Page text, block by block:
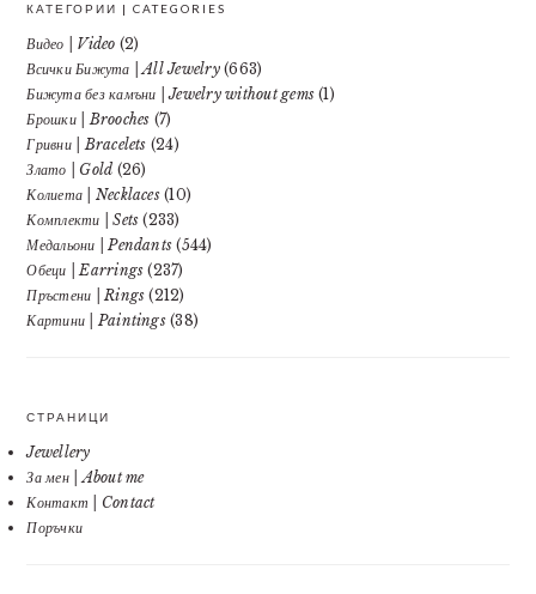
КАТЕГОРИИ | CATEGORIES
Видео | Video (2)
Всички Бижута | All Jewelry(663)
Бижута без камъни | Jewelry without gems (1)
Брошки | Brooches (7)
Гривни | Bracelets (24)
Злато | Gold (26)
Колиета | Necklaces(10)
Комплекти | Sets (233)
Медальони | Pendants (544)
Обеци | Earrings (237)
Пръстени | Rings (212)
Картини | Paintings(38)
СТРАНИЦИ
Jewellery
За мен | About me
Контакт | Contact
Поръчки